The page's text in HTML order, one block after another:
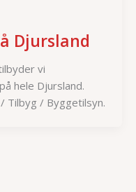
Djursland
vi
hele Djursland.
Tilbyg / Byggetilsyn.